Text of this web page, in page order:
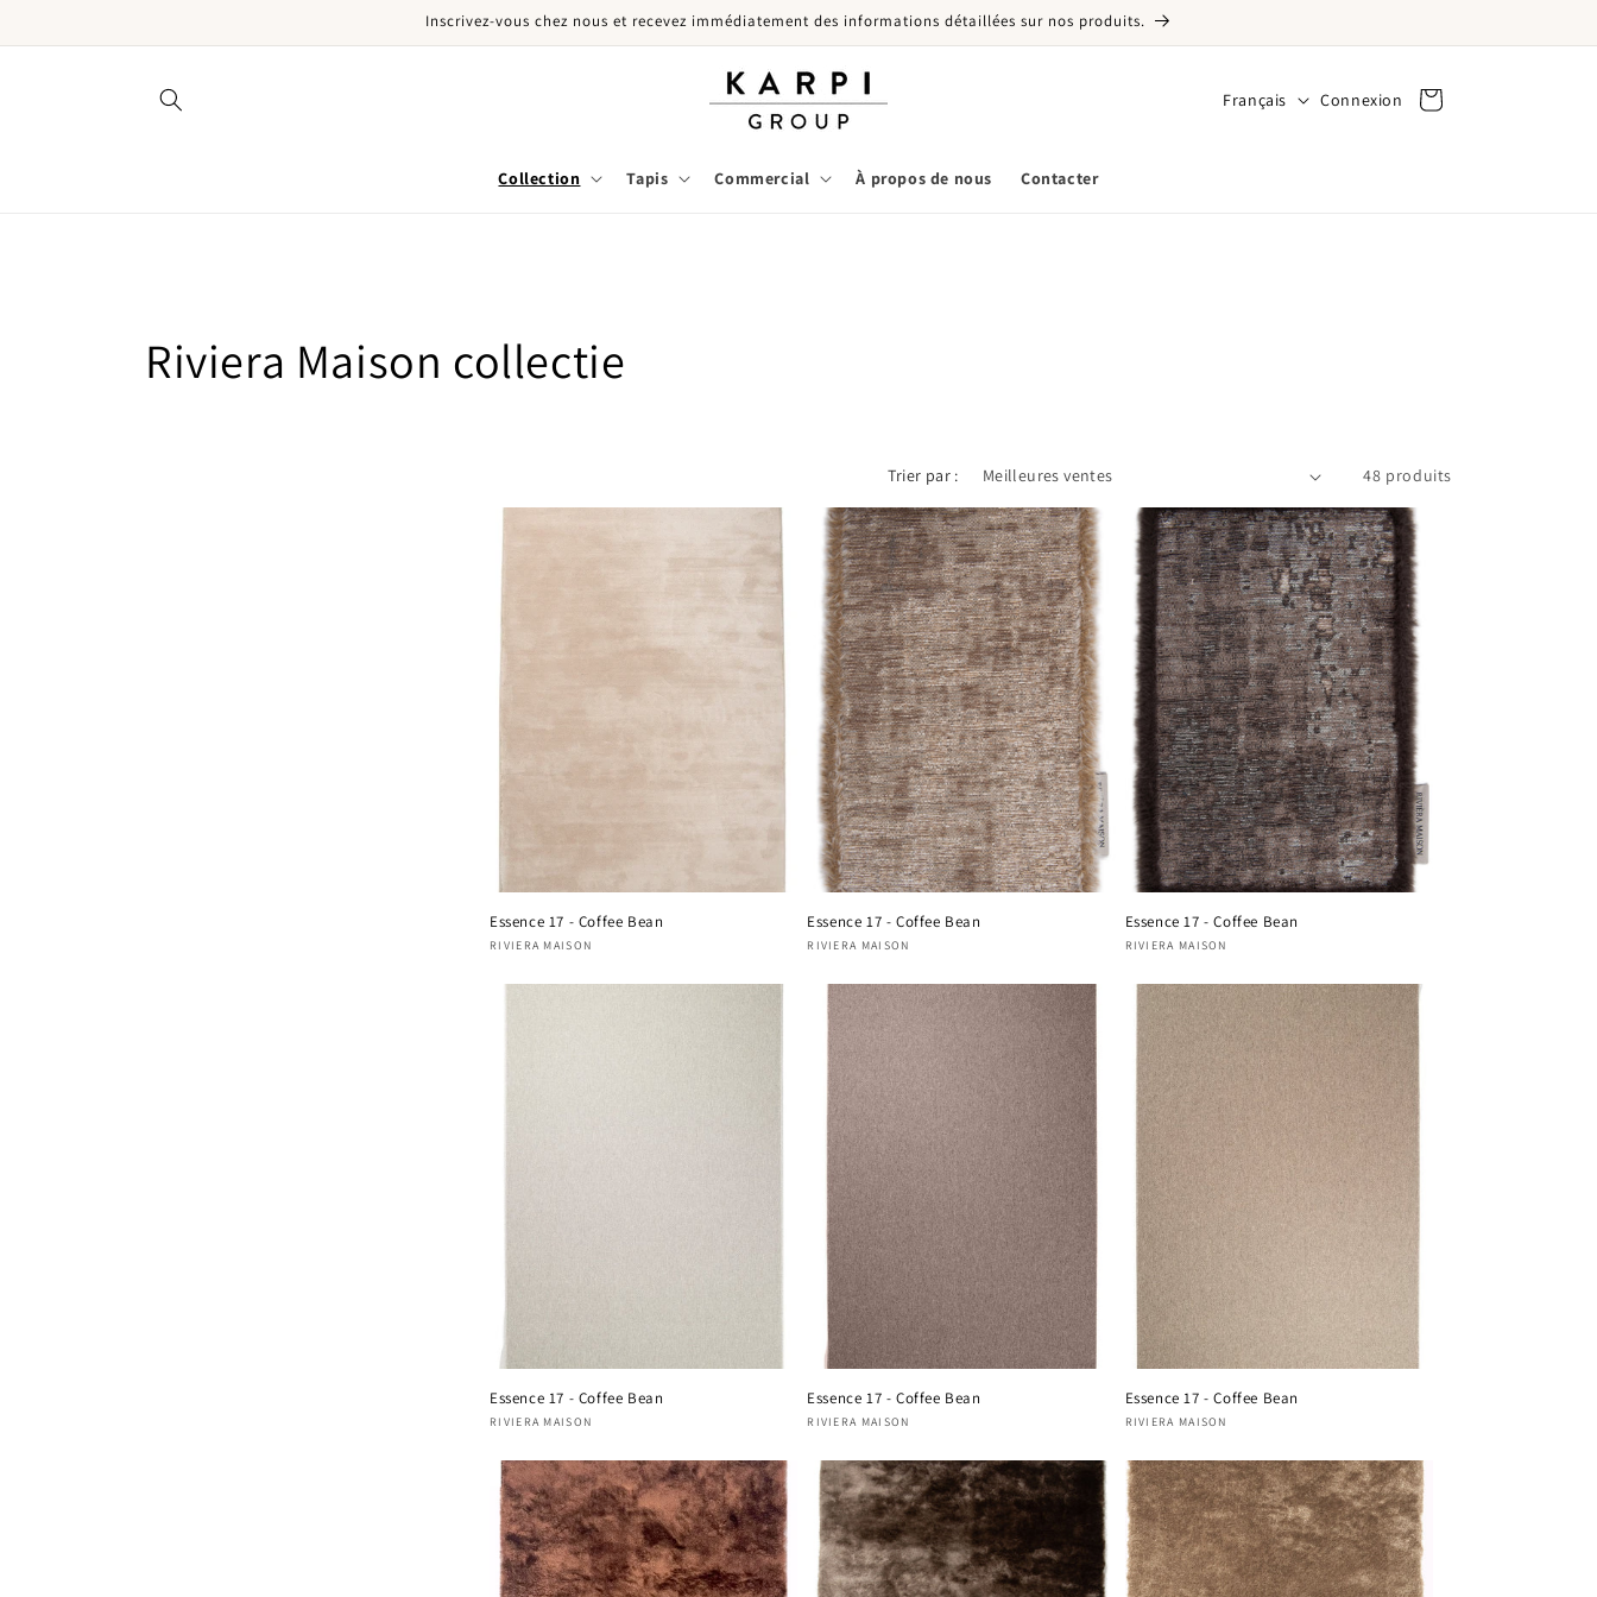
Inscrivez-vous chez nous et recevez immédiatement des informations détaillées sur nos produits.
Collection Tapis Commercial À propos de nous Contacter
Langue
Français Connexion
Connexion Panier
Collection:
Riviera Maison collectie
Trier par : 48 produits
Essence 17 - Coffee Bean
Fournisseur :
RIVIERA MAISON
Essence 17 - Coffee Bean
Fournisseur :
RIVIERA MAISON
Essence 17 - Coffee Bean
Fournisseur :
RIVIERA MAISON
Essence 17 - Coffee Bean
Fournisseur :
RIVIERA MAISON
Essence 17 - Coffee Bean
Fournisseur :
RIVIERA MAISON
Essence 17 - Coffee Bean
Fournisseur :
RIVIERA MAISON